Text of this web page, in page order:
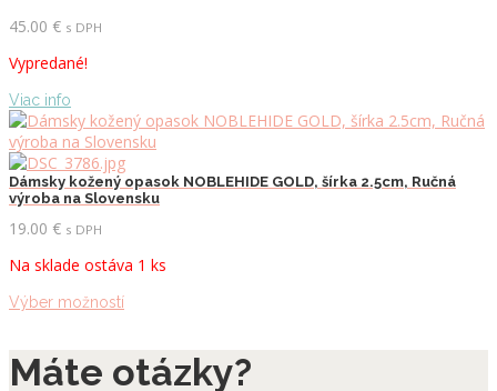
na
stránke
produktu.
45.00 € s DPH
Vypredané!
Viac info
Dámsky kožený opasok NOBLEHIDE GOLD, šírka 2.5cm, Ručná
výroba na Slovensku
19.00 € s DPH
Na sklade ostáva 1 ks
Výber možnostíTento
viacero
variantov.
Máte otázky?